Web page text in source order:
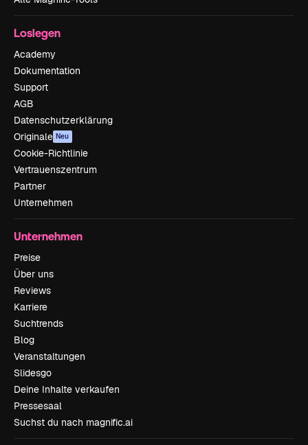
Loslegen
Academy
Dokumentation
Support
AGB
Datenschutzerklärung
Originale Neu
Cookie-Richtlinie
Vertrauenszentrum
Partner
Unternehmen
Unternehmen
Preise
Über uns
Reviews
Karriere
Suchtrends
Blog
Veranstaltungen
Slidesgo
Deine Inhalte verkaufen
Pressesaal
Suchst du nach magnific.ai